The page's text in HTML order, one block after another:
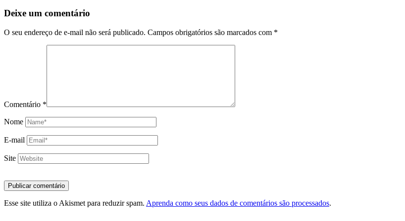
Deixe um comentário
O seu endereço de e-mail não será publicado. Campos obrigatórios são marcados com *
Comentário *
Nome
E-mail
Site
Esse site utiliza o Akismet para reduzir spam. Aprenda como seus dados de comentários são processados.